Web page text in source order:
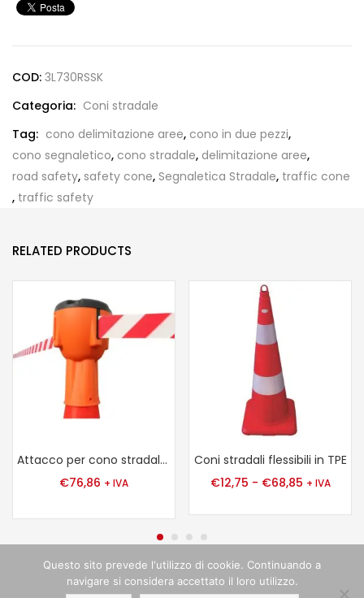
COD: 3L730RSSK
Categoria: Coni stradale
Tag: cono delimitazione aree, cono in due pezzi,
cono segnaletico, cono stradale, delimitazione aree,
road safety, safety cone, Segnaletica Stradale, traffic cone
, traffic safety
RELATED PRODUCTS
Attacco per cono stradale ALCT-O
€76,86 + IVA
Coni stradali flessibili in TPE
€12,75 - €68,85 + IVA
Questo sito prevede l‘utilizzo di cookie. Continuando a
navigare si considera accettato il loro utilizzo.